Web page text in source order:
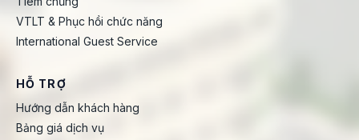
VTLT & Phục hồi chức năng
International Guest Service
HỖ TRỢ
Hướng dẫn khách hàng
Bảng giá dịch vụ